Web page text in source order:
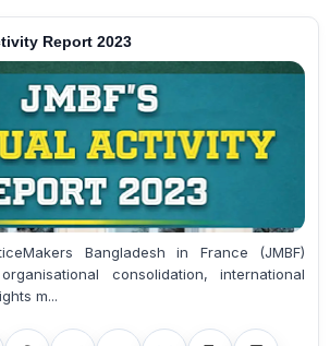
Report 2023
Bangladesh in France (JMBF)
consolidation, international
m...